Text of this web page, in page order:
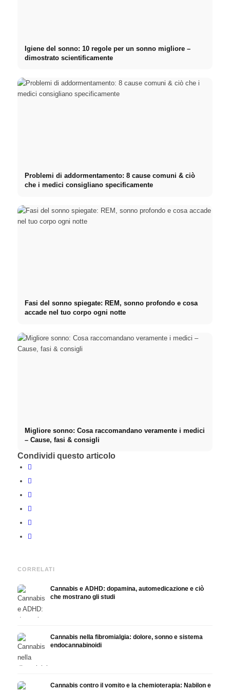
Igiene del sonno: 10 regole per un sonno migliore –
dimostrato scientificamente
Problemi di addormentamento: 8 cause comuni & ciò
che i medici consigliano specificamente
Fasi del sonno spiegate: REM, sonno profondo e cosa
accade nel tuo corpo ogni notte
Migliore sonno: Cosa raccomandano veramente i medici
– Cause, fasi & consigli
Condividi questo articolo
CORRELATI
Cannabis e ADHD: dopamina, automedicazione e ciò
che mostrano gli studi
Cannabis nella fibromialgia: dolore, sonno e sistema
endocannabinoidi
Cannabis contro il vomito e la chemioterapia: Nabilon e